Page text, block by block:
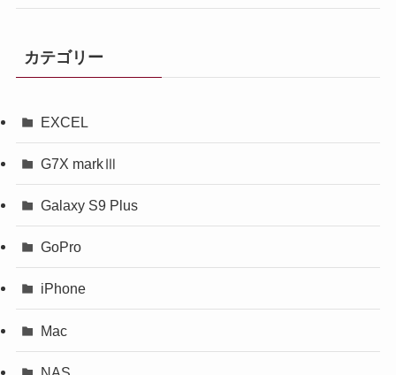
カテゴリー
EXCEL
G7X markⅢ
Galaxy S9 Plus
GoPro
iPhone
Mac